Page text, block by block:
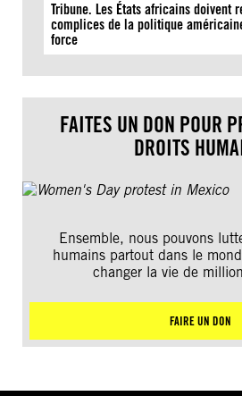
Tribune. Les États africains doivent
complices de la politique
force
FAITES UN DON POUR
DROITS
Ensemble, nous pouvons
humains partout dans le
changer la vie de
FAIRE UN DON